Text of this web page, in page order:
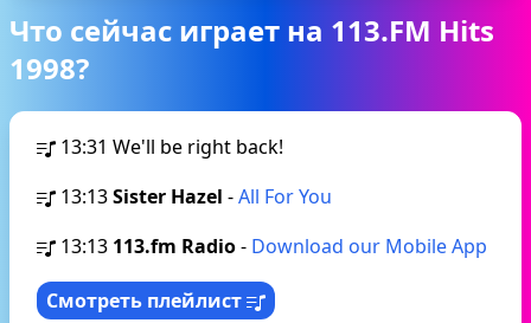
Что сейчас играет на 113.FM Hits
1998?
13:31 We'll be right back!
13:13Sister Hazel -All For You
13:13 113.fm Radio- Download our Mobile App
Смотреть плейлист